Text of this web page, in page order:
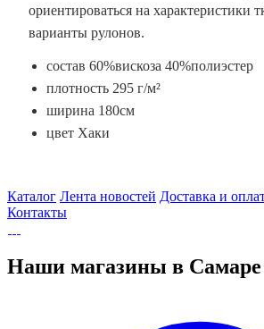
ориентироваться на характеристики
варианты рулонов.
состав 60%вискоза 40%полиэстер
плотность 295 г/м²
ширина 180см
цвет Хаки
Каталог Лента новостей Доставка и
Контакты
Наши магазины в Самаре